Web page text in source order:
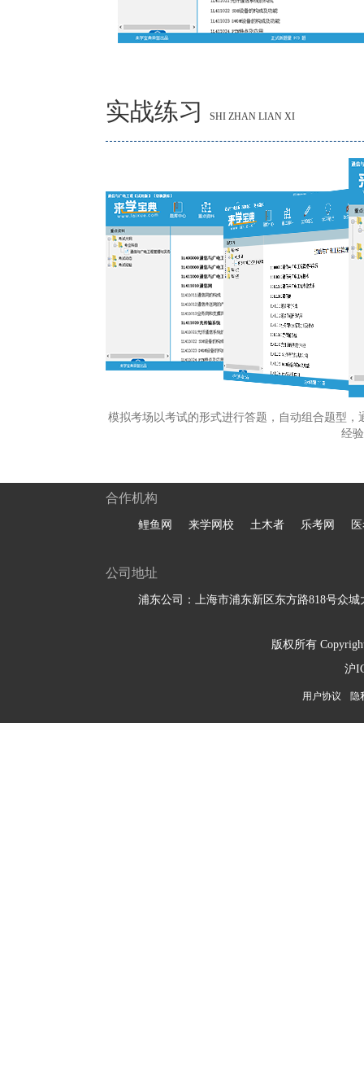
实战练习 SHI ZHAN LIAN XI
模拟考场以考试的形式进行答题，自动组合题型
经
合作机构
鲤鱼网 来学网校 土木者 乐考网
公司地址
浦东公司：上海市浦东新区东方路818号众城
版权所有
沪
用户协议 隐